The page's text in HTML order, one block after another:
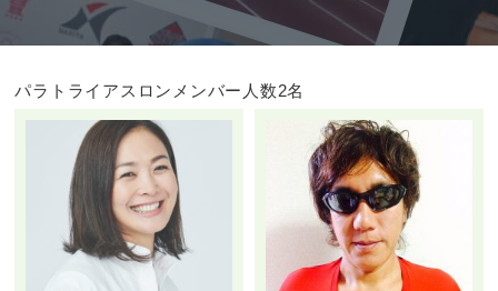
パラトライアスロンメンバー人数2名